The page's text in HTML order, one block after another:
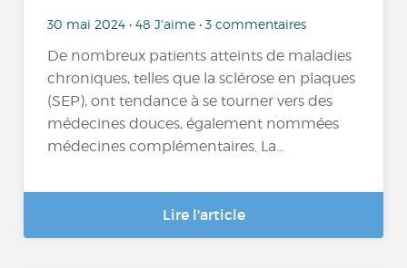
30 mai 2024 • 48 J'aime • 3 commentaires
De nombreux patients atteints de maladies
chroniques, telles que la sclérose en plaques
(SEP), ont tendance à se tourner vers des
médecines douces, également nommées
médecines complémentaires. La...
Lire l'article